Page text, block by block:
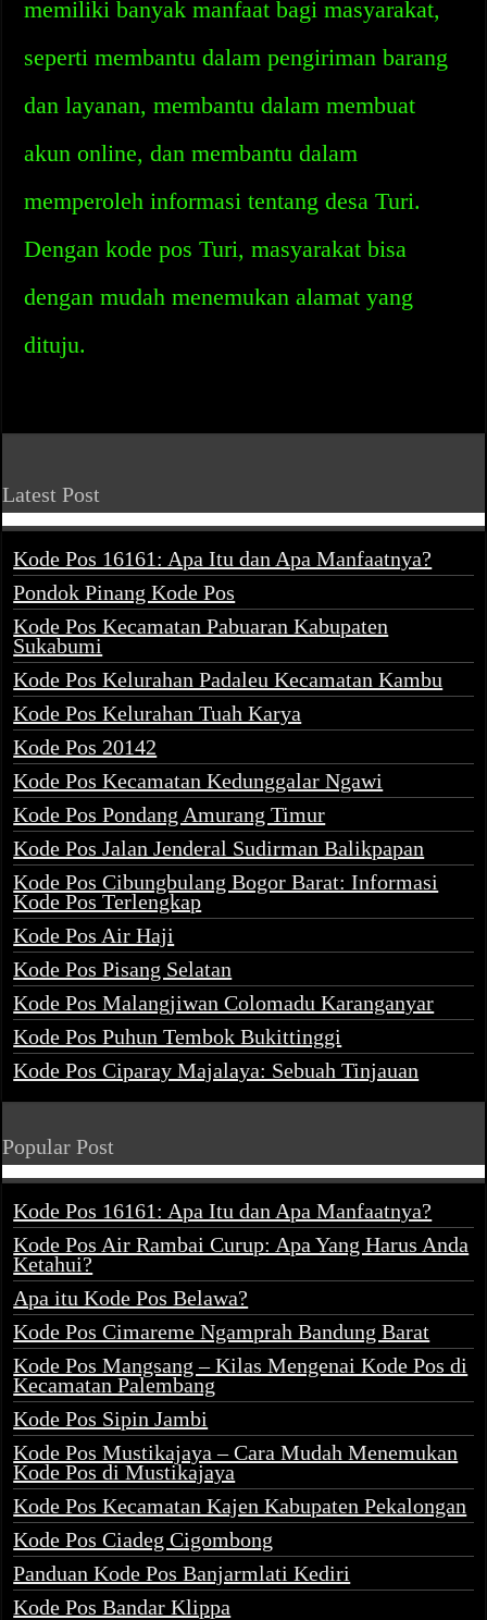
memiliki banyak manfaat bagi masyarakat,
seperti membantu dalam pengiriman barang
dan layanan, membantu dalam membuat
akun online, dan membantu dalam
memperoleh informasi tentang desa Turi.
Dengan kode pos Turi, masyarakat bisa
dengan mudah menemukan alamat yang
dituju.
Latest Post
Kode Pos 16161: Apa Itu dan Apa Manfaatnya?
Pondok Pinang Kode Pos
Kode Pos Kecamatan Pabuaran Kabupaten
Sukabumi
Kode Pos Kelurahan Padaleu Kecamatan Kambu
Kode Pos Kelurahan Tuah Karya
Kode Pos 20142
Kode Pos Kecamatan Kedunggalar Ngawi
Kode Pos Pondang Amurang Timur
Kode Pos Jalan Jenderal Sudirman Balikpapan
Kode Pos Cibungbulang Bogor Barat: Informasi
Kode Pos Terlengkap
Kode Pos Air Haji
Kode Pos Pisang Selatan
Kode Pos Malangjiwan Colomadu Karanganyar
Kode Pos Puhun Tembok Bukittinggi
Kode Pos Ciparay Majalaya: Sebuah Tinjauan
Popular Post
Kode Pos 16161: Apa Itu dan Apa Manfaatnya?
Kode Pos Air Rambai Curup: Apa Yang Harus Anda
Ketahui?
Apa itu Kode Pos Belawa?
Kode Pos Cimareme Ngamprah Bandung Barat
Kode Pos Mangsang – Kilas Mengenai Kode Pos di
Kecamatan Palembang
Kode Pos Sipin Jambi
Kode Pos Mustikajaya – Cara Mudah Menemukan
Kode Pos di Mustikajaya
Kode Pos Kecamatan Kajen Kabupaten Pekalongan
Kode Pos Ciadeg Cigombong
Panduan Kode Pos Banjarmlati Kediri
Kode Pos Bandar Klippa